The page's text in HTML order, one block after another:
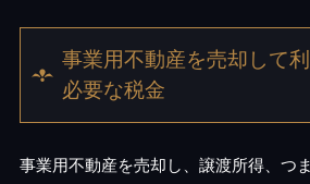
事業用不動産を売却して
必要な税金
事業用不動産を売却し、譲渡所得、つ